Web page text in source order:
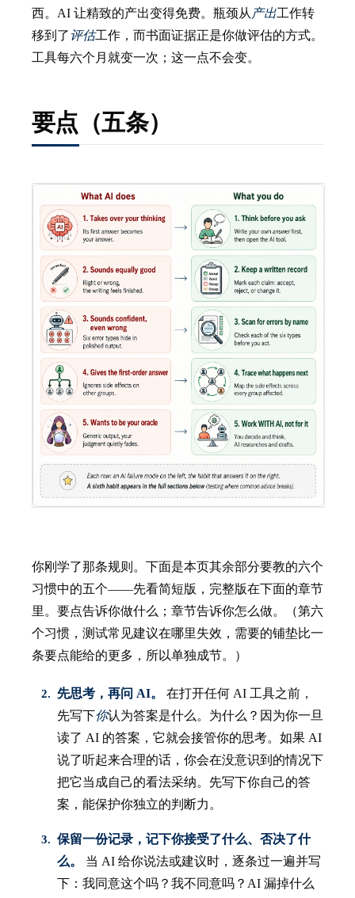
西。AI 让精致的产出变得免费。瓶颈从 产出工作转
移到了 评估工作，而书面证据正是你做评估的方式。
工具每六个月就变一次；这一点不会变。
要点（五条）
你刚学了那条规则。下面是本页其余部分要教的六个
习惯中的五个——先看简短版，完整版在下面的章节
里。要点告诉你做什么；章节告诉你怎么做。（第六
个习惯，测试常见建议在哪里失效，需要的铺垫比一
条要点能给的更多，所以单独成节。）
先思考，再问 AI。
在打开任何 AI 工具之前，
先写下你认为答案是什么。为什么？因为你一旦
读了 AI 的答案，它就会接管你的思考。如果 AI
说了听起来合理的话，你会在没意识到的情况下
把它当成自己的看法采纳。先写下你自己的答
案，能保护你独立的判断力。
保留一份记录，记下你接受了什么、否决了什
么。
当 AI 给你说法或建议时，逐条过一遍并写
下：我同意这个吗？我不同意吗？AI 漏掉什么